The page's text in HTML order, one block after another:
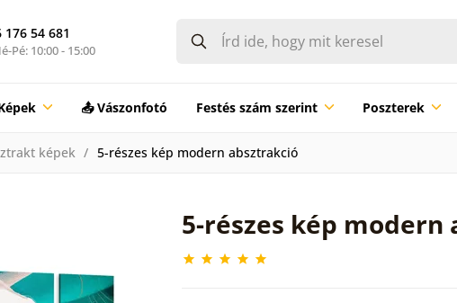
176 54 681
Pé: 10:00 - 15:00
📤 Vászonfotó Festés szám szerint Poszterek
képek 5-részes kép modern absztrakció
5-részes kép modern